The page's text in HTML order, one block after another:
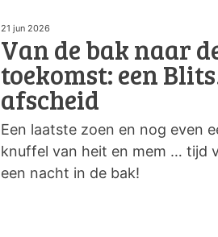
21 jun 2026
Van de bak naar
toekomst: een
afscheid
Een laatste zoen en nog even
knuffel van heit en mem … tijd
een nacht in de bak!